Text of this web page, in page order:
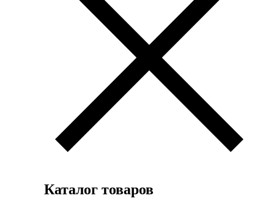
Каталог товаров